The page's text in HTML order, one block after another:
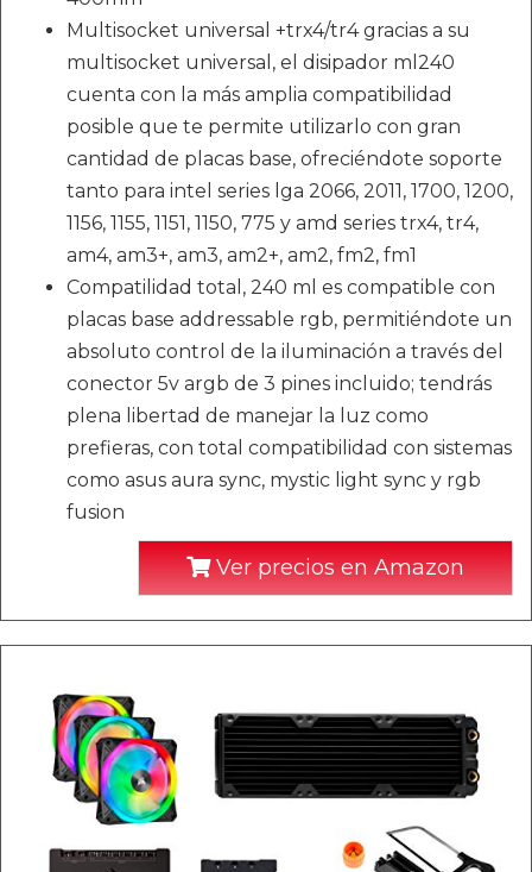
Multisocket universal +trx4/tr4 gracias a su
multisocket universal, el disipador ml240
cuenta con la más amplia compatibilidad
posible que te permite utilizarlo con gran
cantidad de placas base, ofreciéndote soporte
tanto para intel series lga 2066, 2011, 1700, 1200,
1156, 1155, 1151, 1150, 775 y amd series trx4, tr4,
am4, am3+, am3, am2+, am2, fm2, fm1
Compatilidad total, 240 ml es compatible con
placas base addressable rgb, permitiéndote un
absoluto control de la iluminación a través del
conector 5v argb de 3 pines incluido; tendrás
plena libertad de manejar la luz como
prefieras, con total compatibilidad con sistemas
como asus aura sync, mystic light sync y rgb
fusion
Ver precios en Amazon